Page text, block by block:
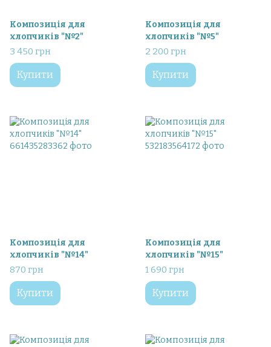
Композиція для
хлопчиків "№2"
3 450 грн
Купити
Композиція для
хлопчиків "№5"
2 200 грн
Купити
Композиція для
хлопчиків "№14"
870 грн
Купити
Композиція для
хлопчиків "№15"
1 690 грн
Купити